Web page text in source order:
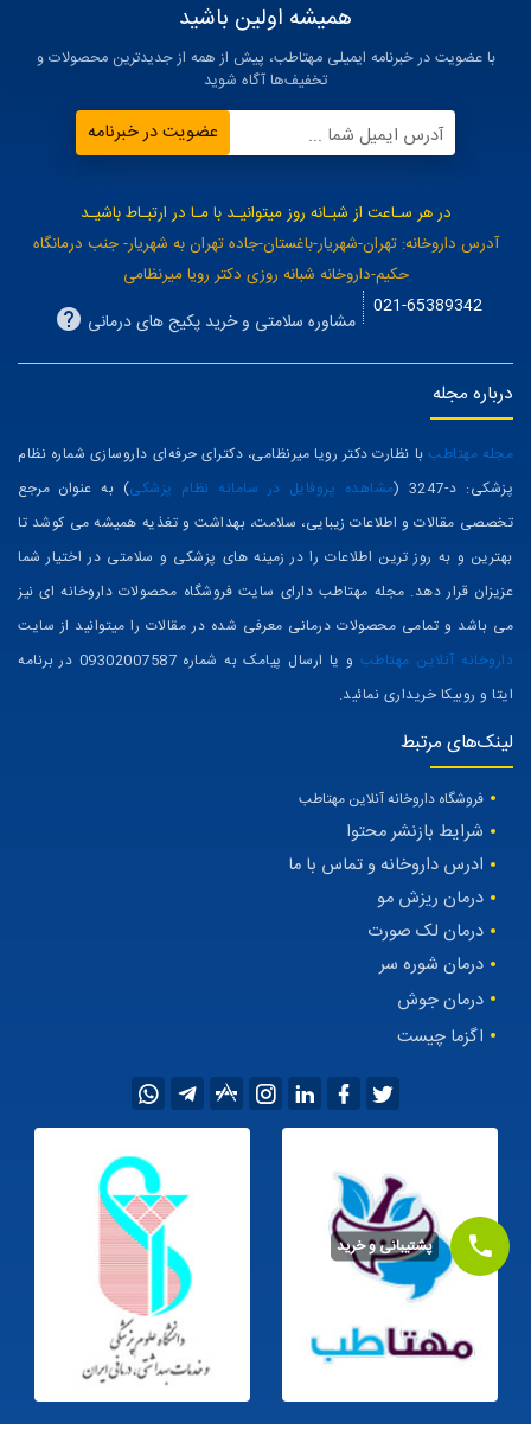
همیشه اولین باشید
با عضویت در خبرنامه ایمیلی مهتاطب، پیش از همه از جدیدترین محصولات و
تخفیف‌ها آگاه شوید
آدرس ایمیل شما ... عضویت در خبرنامه
در هر سـاعت از شبـانه روز میتوانیـد با مـا در ارتبـاط باشیـد
آدرس داروخانه: تهران-شهریار-باغستان-جاده تهران به شهریار- جنب درمانگاه
حکیم-داروخانه شبانه روزی دکتر رویا میرنظامی
021-65389342
مشاوره سلامتی و خرید پکیج های درمانی
درباره مجله
مجله مهتاطببا نظارت دکتر رویا میرنظامی، دکترای حرفه‌ای داروسازی شماره نظام
پزشکی: د-3247 (
مشاهده پروفایل در سامانه نظام پزشکی) به عنوان مرجع
تخصصی مقالات و اطلاعات زیبایی، سلامت، بهداشت و تغذیه همیشه می کوشد تا
بهترین و به روز ترین اطلاعات را در زمینه های پزشکی و سلامتی در اختیار شما
عزیزان قرار دهد. مجله مهتاطب دارای سایت فروشگاه محصولات داروخانه ای نیز
می باشد و تمامی محصولات درمانی معرفی شده در مقالات را میتوانید از سایت
داروخانه آنلاین مهتاطب
و یا ارسال پیامک به شماره 09302007587 در برنامه
ایتا و روبیکا خریداری نمائید.
لینک‌های مرتبط
فروشگاه داروخانه آنلاین مهتاطب
شرایط بازنشر محتوا
ادرس داروخانه و تماس با ما
درمان ریزش مو
درمان لک صورت
درمان شوره سر
درمان جوش
اگزما چیست
©1405
پشتیبانی و خرید